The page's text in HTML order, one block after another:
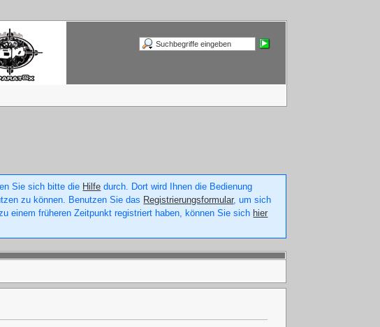
Sie sich bitte die Hilfe durch. Dort wird Ihnen die Bedienung
zu können. Benutzen Sie das Registrierungsformular, um sich
einem früheren Zeitpunkt registriert haben, können Sie sich hier